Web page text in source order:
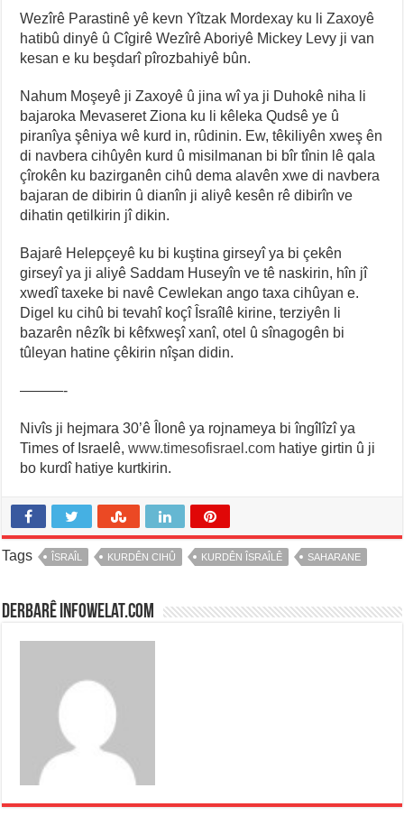
Wezîrê Parastinê yê kevn Yîtzak Mordexay ku li Zaxoyê
hatibû dinyê û Cîgirê Wezîrê Aboriyê Mickey Levy ji van
kesan e ku beşdarî pîrozbahiyê bûn.
Nahum Moşeyê ji Zaxoyê û jina wî ya ji Duhokê niha li
bajaroka Mevaseret Ziona ku li kêleka Qudsê ye û
piranîya şêniya wê kurd in, rûdinin. Ew, têkiliyên xweş ên
di navbera cihûyên kurd û misilmanan bi bîr tînin lê qala
çîrokên ku bazirganên cihû dema alavên xwe di navbera
bajaran de dibirin û dianîn ji aliyê kesên rê dibirîn ve
dihatin qetilkirin jî dikin.
Bajarê Helepçeyê ku bi kuştina girseyî ya bi çekên
girseyî ya ji aliyê Saddam Huseyîn ve tê naskirin, hîn jî
xwedî taxeke bi navê Cewlekan ango taxa cihûyan e.
Digel ku cihû bi tevahî koçî Îsraîlê kirine, terziyên li
bazarên nêzîk bi kêfxweşî xanî, otel û sînagogên bi
tûleyan hatine çêkirin nîşan didin.
———-
Nivîs ji hejmara 30’ê Îlonê ya rojnameya bi îngîlîzî ya
Times of Israelê,www.timesofisrael.com hatiye girtin û ji
bo kurdî hatiye kurtkirin.
Tags ÎSRAÎL KURDÊN CIHÛ KURDÊN ÎSRAÎLÊ SAHARANE
Derbarê infowelat.com